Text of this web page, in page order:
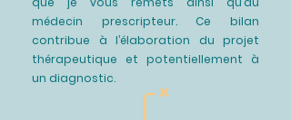
médecin prescripteur. Ce bilan
contribue à l’élaboration du projet
thérapeutique et potentiellement à
un diagnostic.